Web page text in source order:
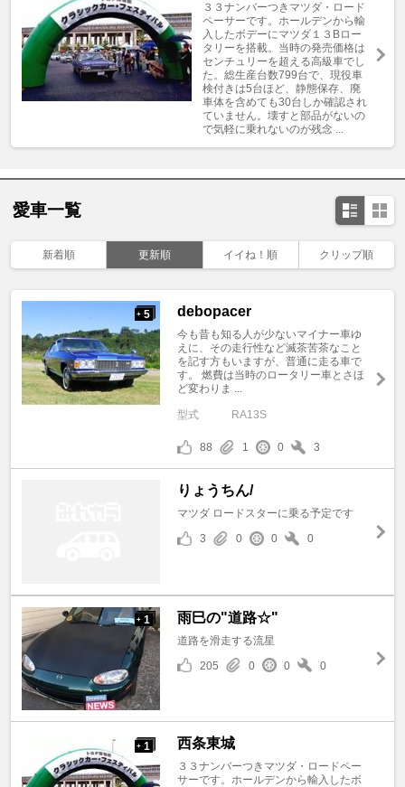
３３ナンバーつきマツダ・ロード
ペーサーです。ホールデンから輸
入したボデーにマツダ１３Bロー
タリーを搭載。当時の発売価格は
センチュリーを超える高級車でし
た。総生産台数799台で、現役車
検付きは5台ほど、静態保存、廃
車体を含めても30台しか確認され
ていません。壊すと部品がないの
で気軽に乗れないのが残念 ...
愛車一覧
新着順 更新順 イイね！順 クリップ順
+ 5 debopacer
今も昔も知る人が少ないマイナー車ゆ
えに、その走行性など滅茶苦茶なこと
を記す方もいますが、普通に走る車で
す。 燃費は当時のロータリー車とさほ
ど変わりま ...
型式 RA13S
88 1 0 3
りょうちん/
マツダ ロードスターに乗る予定です
3
0 0 0
+ 1 雨巳の"道路☆"
道路を滑走する流星
205
0 0 0
+ 1 西条東城
３３ナンバーつきマツダ・ロードペー
サーです。ホールデンから輸入したボ